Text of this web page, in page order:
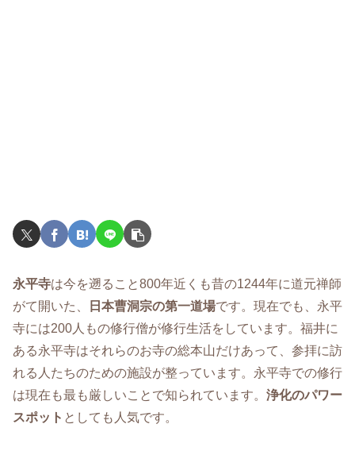
永平寺は今を遡ること800年近くも昔の1244年に道元禅師
がて開いた、
日本曹洞宗の第一道場です。現在でも、永平
寺には200人もの修行僧が修行生活をしています。福井に
ある永平寺はそれらのお寺の総本山だけあって、参拝に訪
れる人たちのための施設が整っています。永平寺での修行
は現在も最も厳しいことで知られています。 浄化のパワー
スポット としても人気です。